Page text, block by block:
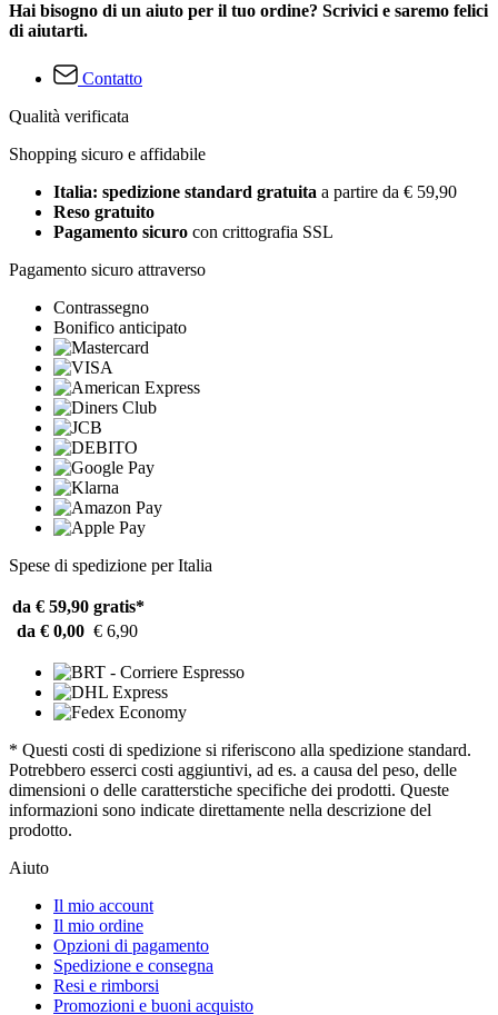
Hai bisogno di un aiuto per il tuo ordine? Scrivici e saremo felici
di aiutarti.
Contatto
Qualità verificata
Shopping sicuro e affidabile
Italia: spedizione standard gratuita a partire da € 59,90
Reso gratuito
Pagamento sicuro con crittografia SSL
Pagamento sicuro attraverso
Contrassegno
Bonifico anticipato
Spese di spedizione per Italia
da € 59,90 gratis*
da € 0,00 € 6,90
* Questi costi di spedizione si riferiscono alla spedizione standard.
Potrebbero esserci costi aggiuntivi, ad es. a causa del peso, delle
dimensioni o delle caratterstiche specifiche dei prodotti. Queste
informazioni sono indicate direttamente nella descrizione del
prodotto.
Aiuto
Il mio account
Il mio ordine
Opzioni di pagamento
Spedizione e consegna
Resi e rimborsi
Promozioni e buoni acquisto